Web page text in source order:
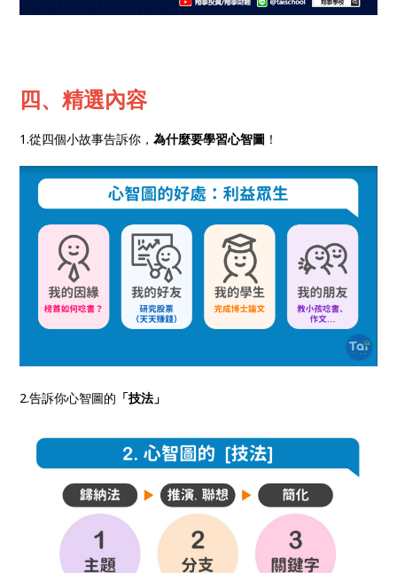
四、精選內容
1.從四個小故事告訴你，為什麼要學習心智圖 ！
2.告訴你心智圖的 「技法」